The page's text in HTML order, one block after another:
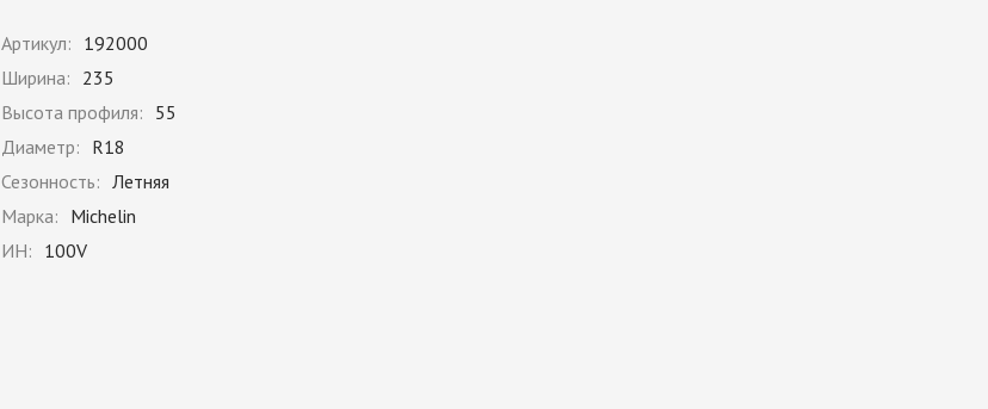
Артикул: 192000
Ширина: 235
Высота профиля: 55
Диаметр: R18
Сезонность: Летняя
Марка: Michelin
ИН: 100V